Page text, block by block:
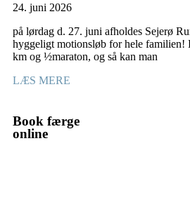
24. juni 2026
på lørdag d. 27. juni afholdes Sejerø
hyggeligt motionsløb for hele familien!
km og ½maraton, og så kan man
LÆS MERE
Book færge
online